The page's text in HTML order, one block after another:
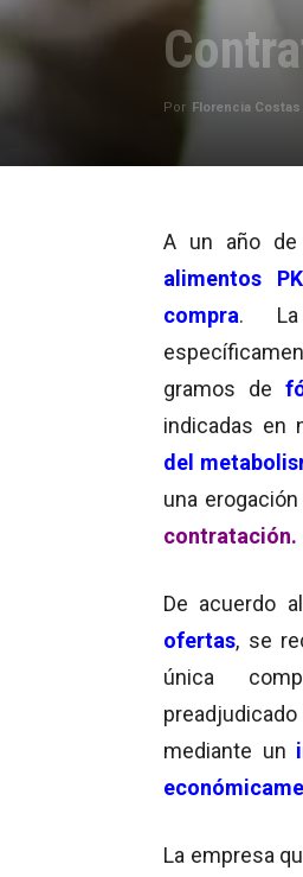
Por Florencia
A un año de
alimentos
compra. La
gramos de
indicadas en
del
una erogación
contratación.
De acuerdo al
ofertas, se
única
mediante un
La empresa